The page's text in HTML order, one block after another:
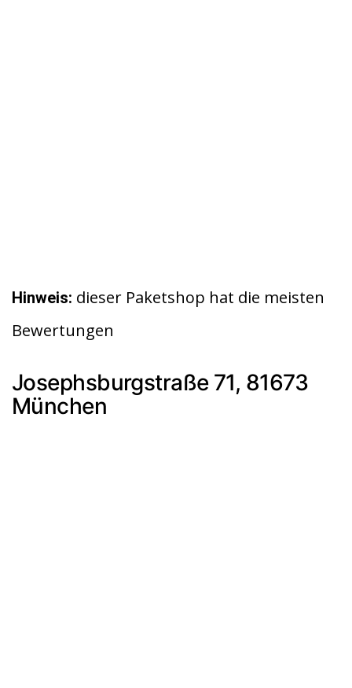
Hinweis: dieser Paketshop hat die meisten
Bewertungen
Josephsburgstraße 71, 81673
München